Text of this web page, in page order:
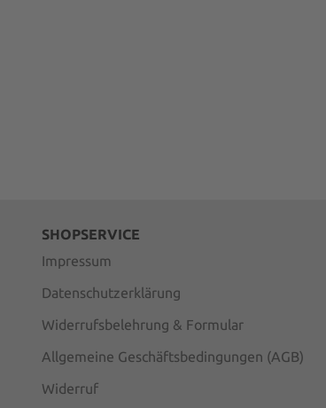
SHOPSERVICE
Impressum
Datenschutzerklärung
Widerrufsbelehrung & Formular
Allgemeine Geschäftsbedingungen (AGB)
Widerruf